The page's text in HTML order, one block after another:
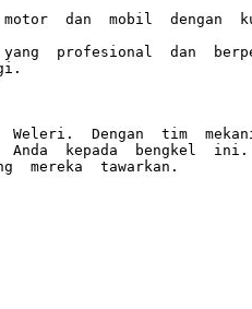
dan  mobil  dengan
profesional  dan
Weleri.  Dengan  tim
Anda  kepada  bengkel
mereka  tawarkan.